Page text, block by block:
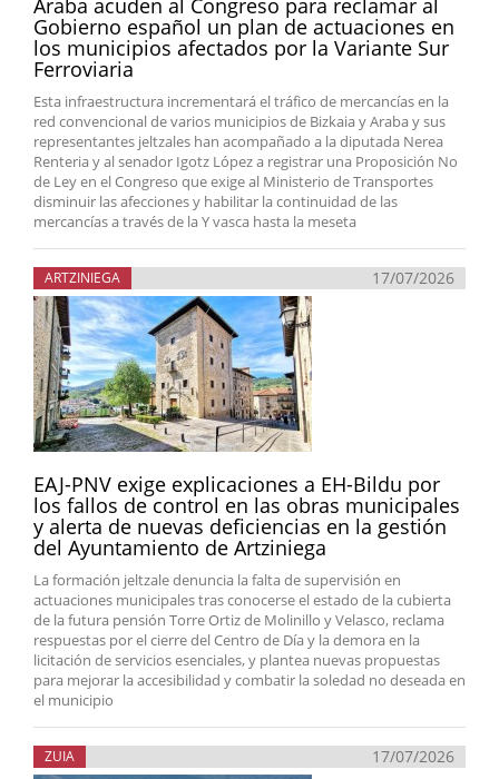
Araba acuden al Congreso para reclamar al
Gobierno español un plan de actuaciones en
los municipios afectados por la Variante Sur
Ferroviaria
Esta infraestructura incrementará el tráfico de mercancías en la
red convencional de varios municipios de Bizkaia y Araba y sus
representantes jeltzales han acompañado a la diputada Nerea
Renteria y al senador Igotz López a registrar una Proposición No
de Ley en el Congreso que exige al Ministerio de Transportes
disminuir las afecciones y habilitar la continuidad de las
mercancías a través de la Y vasca hasta la meseta
ARTZINIEGA 17/07/2026
EAJ-PNV exige explicaciones a EH-Bildu por
los fallos de control en las obras municipales
y alerta de nuevas deficiencias en la gestión
del Ayuntamiento de Artziniega
La formación jeltzale denuncia la falta de supervisión en
actuaciones municipales tras conocerse el estado de la cubierta
de la futura pensión Torre Ortiz de Molinillo y Velasco, reclama
respuestas por el cierre del Centro de Día y la demora en la
licitación de servicios esenciales, y plantea nuevas propuestas
para mejorar la accesibilidad y combatir la soledad no deseada en
el municipio
ZUIA 17/07/2026